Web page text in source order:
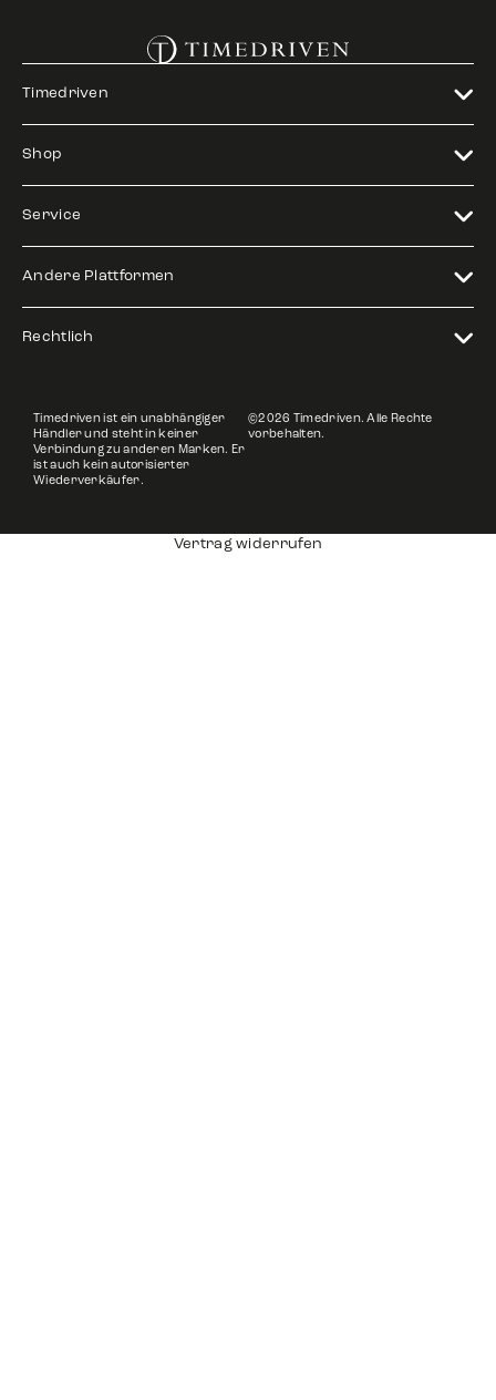
Timedriven
Shop
Service
Andere Plattformen
Rechtlich
Timedriven ist ein unabhängiger
Händler und steht in keiner
Verbindung zu anderen Marken. Er
ist auch kein autorisierter
Wiederverkäufer.
©2026 Timedriven. Alle Rechte
vorbehalten.
Vertrag widerrufen